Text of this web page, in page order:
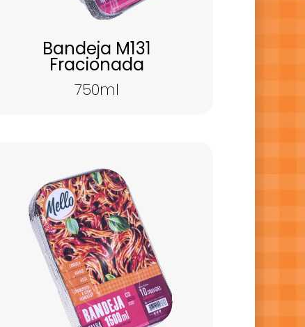
Bandeja M131
Fracionada
750ml